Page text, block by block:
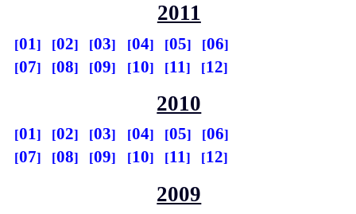
2011
01 02 03 04 05
06
07
08 09 10 11 12
2010
01 02 03 04 05
06
07
08 09 10 11 12
2009